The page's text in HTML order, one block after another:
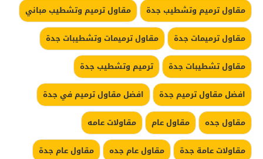
مقاول ترميم وتشطيب جدة
مقاول ترميم وتشطيب مباني
مقاول ترميمات جدة
مقاول ترميمات وتشطيبات جدة
مقاول تشطيبات جدة
ترميم وتشطيب جدة
افضل مقاول ترميم جدة
افضل مقاول ترميم في جدة
مقاول جده
مقاول عام
مقاولات عامه
مقاولات عامة جدة
مقاول عام جده
مقاول عام جدة